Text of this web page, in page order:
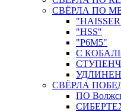
СВЁРЛА ПО
"HSS"
"Р6М5"
С
СВЁРЛА
ПО